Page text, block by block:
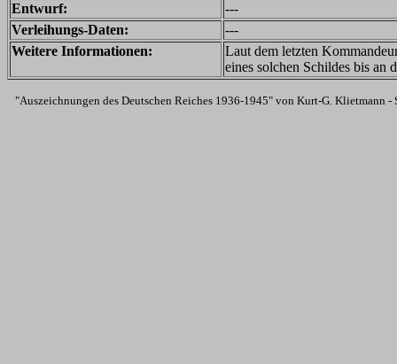
Entwurf:
---
Verleihungs-Daten:
---
Weitere Informationen:
Laut dem letzten
eines solchen Schildes bis an
"Auszeichnungen des Deutschen Reiches 1936-1945" von Kurt-G. Klietmann -